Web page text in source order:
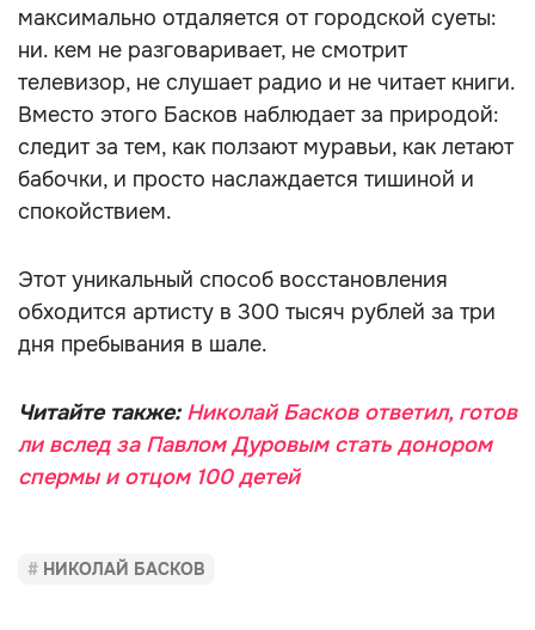
максимально отдаляется от городской суеты:
ни. кем не разговаривает, не смотрит
телевизор, не слушает радио и не читает книги.
Вместо этого Басков наблюдает за природой:
следит за тем, как ползают муравьи, как летают
бабочки, и просто наслаждается тишиной и
спокойствием.
Этот уникальный способ восстановления
обходится артисту в 300 тысяч рублей за три
дня пребывания в шале.
Читайте также: Николай Басков ответил, готов
ли вслед за Павлом Дуровым стать донором
спермы и отцом 100 детей
НИКОЛАЙ БАСКОВ